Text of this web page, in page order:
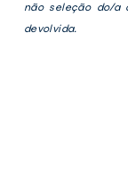
não seleção do/a
devolvida.